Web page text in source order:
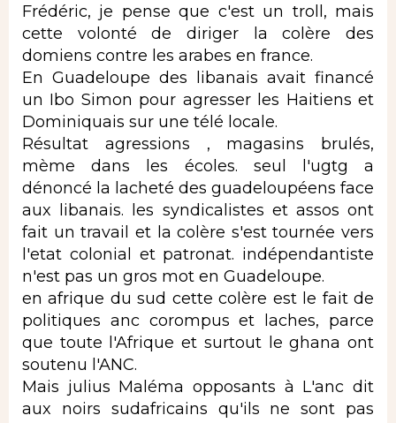
Frédéric, je pense que c'est un troll, mais
cette volonté de diriger la colère des
domiens contre les arabes en france.
En Guadeloupe des libanais avait financé
un Ibo Simon pour agresser les Haitiens et
Dominiquais sur une télé locale.
Résultat agressions , magasins brulés,
mème dans les écoles. seul l'ugtg a
dénoncé la lacheté des guadeloupéens face
aux libanais. les syndicalistes et assos ont
fait un travail et la colère s'est tournée vers
l'etat colonial et patronat. indépendantiste
n'est pas un gros mot en Guadeloupe.
en afrique du sud cette colère est le fait de
politiques anc corompus et laches, parce
que toute l'Afrique et surtout le ghana ont
soutenu l'ANC.
Mais julius Maléma opposants à L'anc dit
aux noirs sudafricains qu'ils ne sont pas